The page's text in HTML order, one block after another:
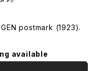
postmark (1923).
available